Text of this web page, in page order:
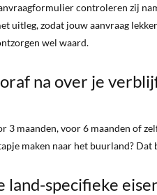
controleren zij
uitleg, zodat jouw aanvraag
wel waard.
na over je
3 maanden, voor 6 maanden of
maken naar het buurland? Dat
land-specifieke